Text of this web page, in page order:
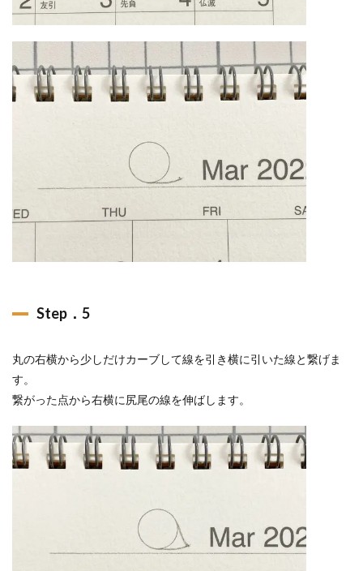
Step．5
丸の右横から少しだけカーブして線を引き横に引いた線と繋げま
す。
繋がった点から右横に尻尾の線を伸ばします。